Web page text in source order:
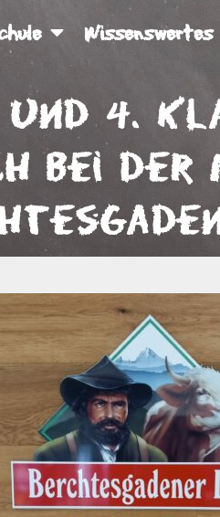
Wissenswertes
und 4.
bei der